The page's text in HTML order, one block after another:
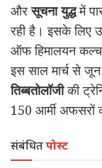
औरसूचना युद्धमें
रही है। इसके लिए
ऑफ हिमालयन
इस साल मार्च से
तिब्बतोलॉजीकी
150 आर्मी अफसरों
संबंधितपोस्ट